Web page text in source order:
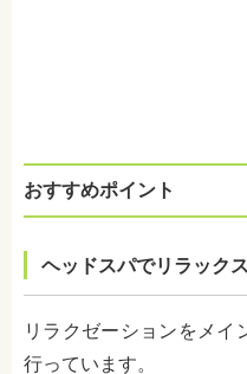
おすすめポイント
ヘッドスパでリラックス
リラクゼーションをメイ
行っています。